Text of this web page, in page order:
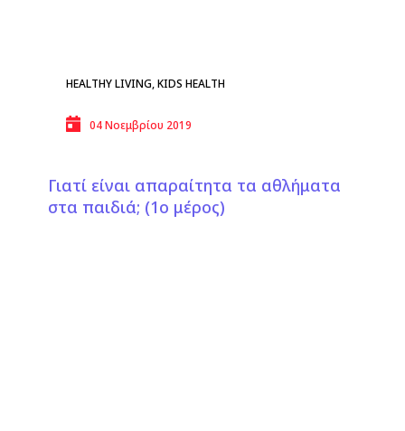
HEALTHY LIVING,KIDS HEALTH
04 Νοεμβρίου 2019
Γιατί είναι απαραίτητα τα αθλήματα
στα παιδιά; (1ο μέρος)